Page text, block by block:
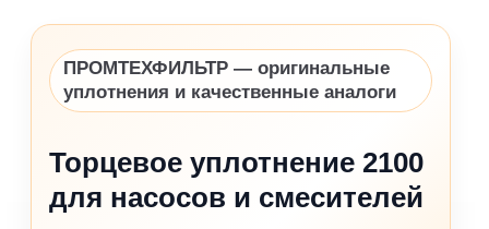
ПРОМТЕХФИЛЬТР — оригинальные
уплотнения и качественные аналоги
Торцевое уплотнение 2100
для насосов и смесителей